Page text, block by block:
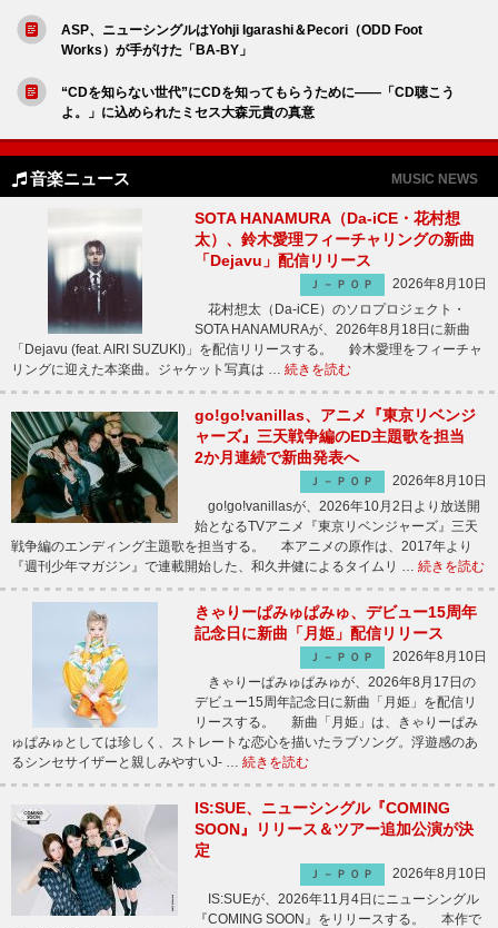
ASP、ニューシングルはYohji Igarashi＆Pecori（ODD Foot
Works）が手がけた「BA-BY」
“CDを知らない世代”にCDを知ってもらうために――「CD聴こう
よ。」に込められたミセス大森元貴の真意
音楽ニュース MUSIC NEWS
SOTA HANAMURA（Da-iCE・花村想
太）、鈴木愛理フィーチャリングの新曲
「Dejavu」配信リリース
Ｊ－ＰＯＰ
2026年8月10日
花村想太（Da-iCE）のソロプロジェクト・
SOTA HANAMURAが、2026年8月18日に新曲
「Dejavu (feat. AIRI SUZUKI)」を配信リリースする。 鈴木愛理をフィーチャ
リングに迎えた本楽曲。ジャケット写真は … 続きを読む
go!go!vanillas、アニメ『東京リベンジ
ャーズ』三天戦争編のED主題歌を担当
2か月連続で新曲発表へ
Ｊ－ＰＯＰ
2026年8月10日
go!go!vanillasが、2026年10月2日より放送開
始となるTVアニメ『東京リベンジャーズ』三天
戦争編のエンディング主題歌を担当する。 本アニメの原作は、2017年より
『週刊少年マガジン』で連載開始した、和久井健によるタイムリ … 続きを読む
きゃりーぱみゅぱみゅ、デビュー15周年
記念日に新曲「月姫」配信リリース
Ｊ－ＰＯＰ
2026年8月10日
きゃりーぱみゅぱみゅが、2026年8月17日の
デビュー15周年記念日に新曲「月姫」を配信リ
リースする。 新曲「月姫」は、きゃりーぱみ
ゅぱみゅとしては珍しく、ストレートな恋心を描いたラブソング。浮遊感のあ
るシンセサイザーと親しみやすいJ- … 続きを読む
IS:SUE、ニューシングル『COMING
SOON』リリース＆ツアー追加公演が決
定
Ｊ－ＰＯＰ
2026年8月10日
IS:SUEが、2026年11月4日にニューシングル
『COMING SOON』をリリースする。 本作で